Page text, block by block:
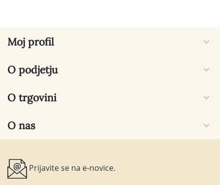
Moj profil
O podjetju
O trgovini
O nas
Prijavite se na e-novice.